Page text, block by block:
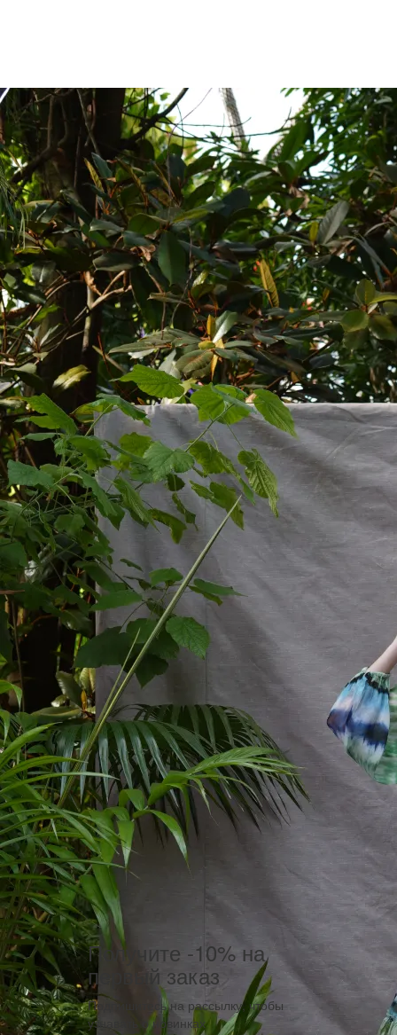
Получите -10% на
первый заказ
Подпишитесь на рассылку, чтобы
узнавать о новинках